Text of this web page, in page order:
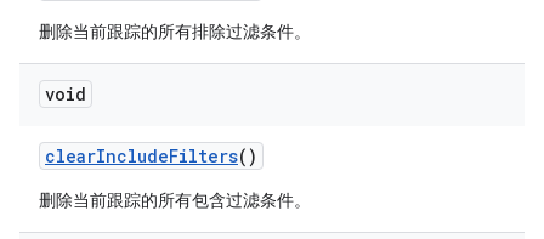
删除当前跟踪的所有排除过滤条件。
void
clearIncludeFilters()
删除当前跟踪的所有包含过滤条件。